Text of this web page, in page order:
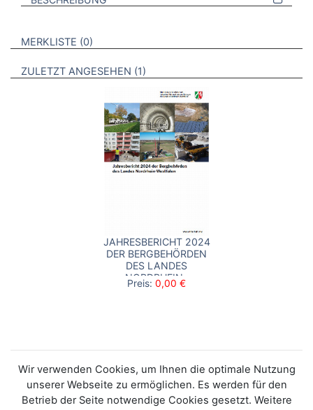
VERWEISE AUF VERMERKTE- ODER ZULETZT ANGESEHENE
MERKLISTE 0 BROSCHÜREN
ZULETZT ANGESEHEN 1 BROSCHÜREN
JAHRESBERICHT 2024
DER BERGBEHÖRDEN
DES LANDES
NORDRHEIN-
WESTFALEN
Preis: 0,00 €
Wir verwenden Cookies, um Ihnen die optimale Nutzung
unserer Webseite zu ermöglichen. Es werden für den
Betrieb der Seite notwendige Cookies gesetzt. Weitere